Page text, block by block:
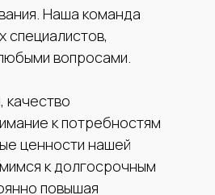
Наша команда
специалистов,
вопросами.
к потребностям
ценности нашей
к долгосрочным
повышая